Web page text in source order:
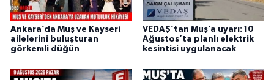
Ankara’da Muş ve Kayseri
ailelerini buluşturan
görkemli düğün
VEDAŞ’tan Muş’a uyarı: 10
Ağustos’ta planlı elektrik
kesintisi uygulanacak